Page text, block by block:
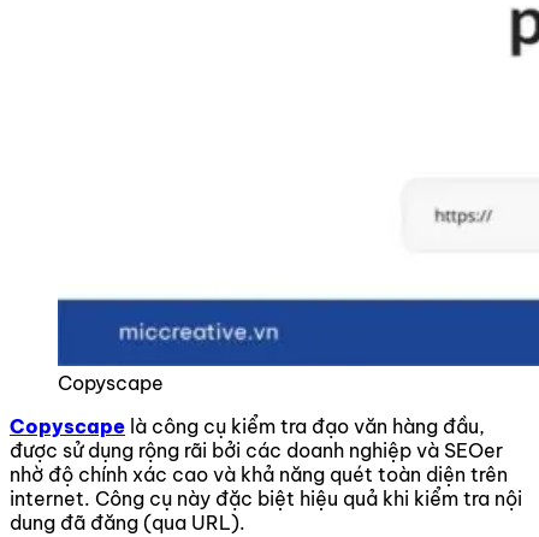
Copyscape
Copyscape là công cụ kiểm tra đạo văn hàng đầu,
được sử dụng rộng rãi bởi các doanh nghiệp và SEOer
nhờ độ chính xác cao và khả năng quét toàn diện trên
internet. Công cụ này đặc biệt hiệu quả khi kiểm tra nội
dung đã đăng (qua URL).